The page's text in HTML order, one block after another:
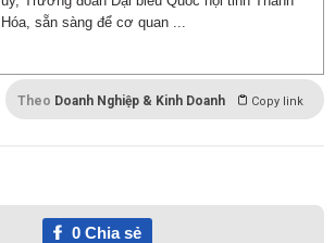
Hóa, sẵn sàng để cơ quan ...
Theo Doanh Nghiệp & Kinh Doanh Copy link
0Chia sẻ